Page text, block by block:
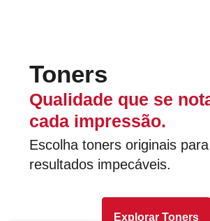
Toners
Qualidade que se
cada impressão.
Escolha toners originais
resultados impecáveis.
Explorar Toners